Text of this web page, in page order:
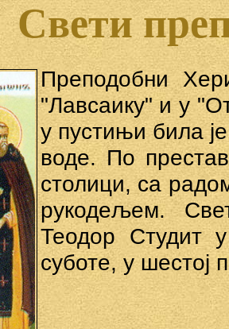
Свети
Преподобни
"Лавсаику" и у
у пустињи била
воде. По
столици, са
рукодељем.
Теодор Студит
суботе, у шестој